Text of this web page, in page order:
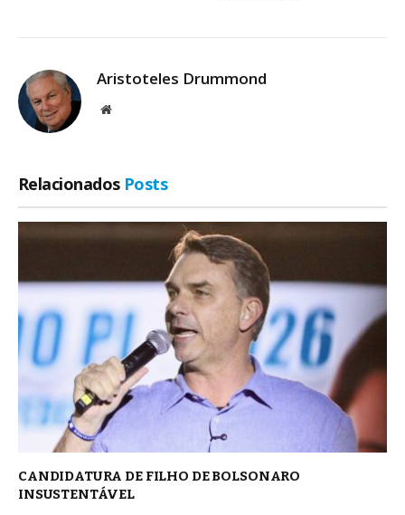
Aristoteles Drummond
Site
Relacionados Posts
CANDIDATURA DE FILHO DE BOLSONARO
INSUSTENTÁVEL